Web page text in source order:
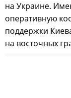
на Украине.
оперативную
поддержки
на восточных